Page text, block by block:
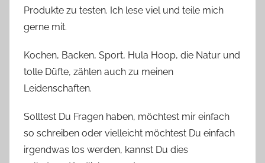
Produkte zu testen. Ich lese viel und teile mich
gerne mit.
Kochen, Backen, Sport, Hula Hoop, die Natur und
tolle Düfte, zählen auch zu meinen
Leidenschaften.
Solltest Du Fragen haben, möchtest mir einfach
so schreiben oder vielleicht möchtest Du einfach
irgendwas los werden, kannst Du dies